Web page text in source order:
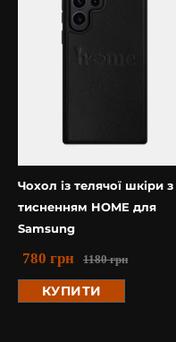
Чохол із телячої шкіри з
тисненням HOME для
Samsung
1180грн
780 грн
КУПИТИ